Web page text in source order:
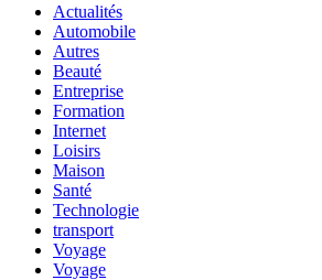
Actualités
Automobile
Autres
Beauté
Entreprise
Formation
Internet
Loisirs
Maison
Santé
Technologie
transport
Voyage
Voyage